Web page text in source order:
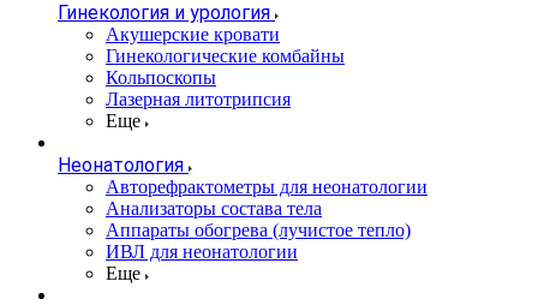
Гинекология и урология
Акушерские кровати
Гинекологические комбайны
Кольпоскопы
Лазерная литотрипсия
Еще
Неонатология
Авторефрактометры для неонатологии
Анализаторы состава тела
Аппараты обогрева (лучистое тепло)
ИВЛ для неонатологии
Еще